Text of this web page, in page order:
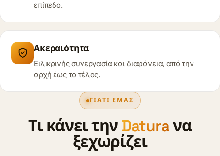
επίπεδο.
Ακεραιότητα
Ειλικρινής συνεργασία και διαφάνεια, από την
αρχή έως το τέλος.
ΓΙΑΤΊ ΕΜΆΣ
Τι κάνει την Daturaνα
ξεχωρίζει